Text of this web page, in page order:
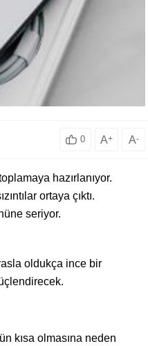
0 A+ A-
hazırlanıyor.
ortaya çıktı.
seriyor.
oldukça ince bir
kısa olmasına neden